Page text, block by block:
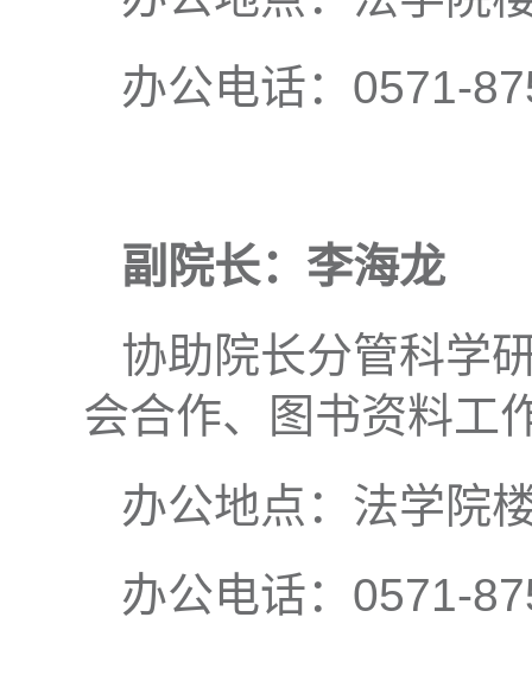
办公电话：0571-
副院长： 李海龙
协助院长分管科学
会合作、图书资料工
办公地点：法学院
办公电话：0571-